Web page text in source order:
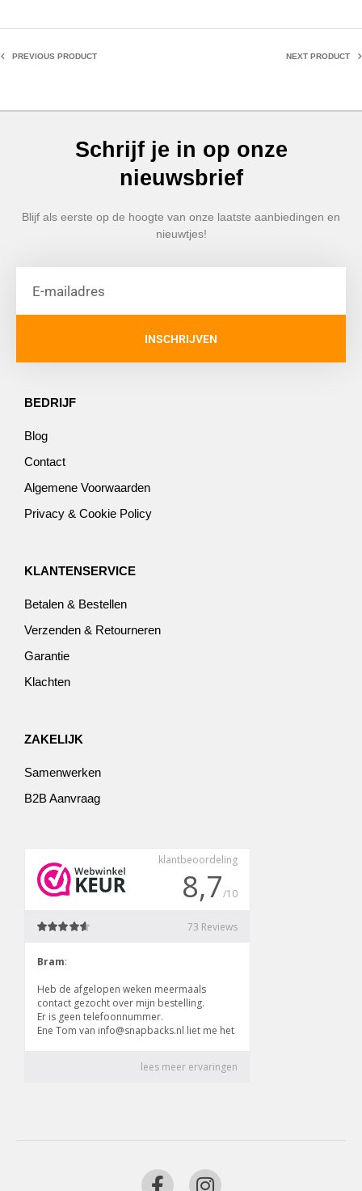
PREVIOUS PRODUCT NEXT PRODUCT
Schrijf je in op onze
nieuwsbrief
Blijf als eerste op de hoogte van onze laatste aanbiedingen en
nieuwtjes!
INSCHRIJVEN
BEDRIJF
Blog
Contact
Algemene Voorwaarden
Privacy & Cookie Policy
KLANTENSERVICE
Betalen & Bestellen
Verzenden & Retourneren
Garantie
Klachten
ZAKELIJK
Samenwerken
B2B Aanvraag